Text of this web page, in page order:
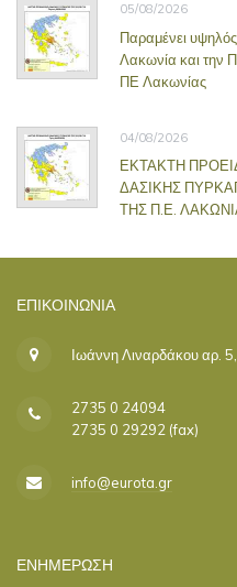
05/08/2026
Παραμένει
Λακωνία και την
ΠΕ Λακωνίας
04/08/2026
ΕΚΤΑΚΤΗ
ΔΑΣΙΚΗΣ
ΤΗΣ Π.Ε.
ΕΠΙΚΟΙΝΩΝΊΑ
Ιωάννη Λιναρδάκου αρ.
2735 0 24094
2735 0 29292 (fax)
info@eurota.gr
ΕΝΗΜΕΡΩΣΗ